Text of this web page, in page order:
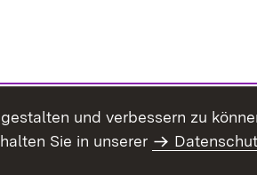
und verbessern zu
Sie in unserer